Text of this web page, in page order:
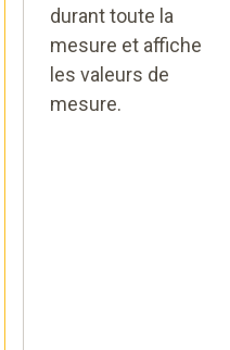
durant toute la
mesure et affiche
les valeurs de
mesure.